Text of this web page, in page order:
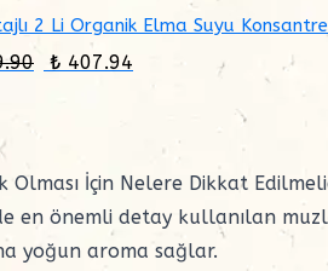
2 Li Organik Elma Suyu
₺ 407.94
Olması İçin Nelere Dikkat
en önemli detay kullanılan
yoğun aroma sağlar.